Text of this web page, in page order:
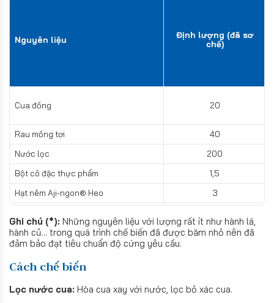
Nguyên liệu
Định lượng (đã sơ
chế)
Cua đồng 20
Rau mồng tơi
40
Nước lọc
200
Bột cô đặc thực phẩm
1,5
Hạt nêm Aji-ngon® Heo
3
Ghi chú (*): Những nguyên liệu với lượng rất ít như hành lá,
hành củ... trong quá trình chế biến đã được băm nhỏ nên đã
đảm bảo đạt tiêu chuẩn độ cứng yêu cầu.
Cách chế biến
Lọc nước cua: Hòa cua xay với nước, lọc bỏ xác cua.